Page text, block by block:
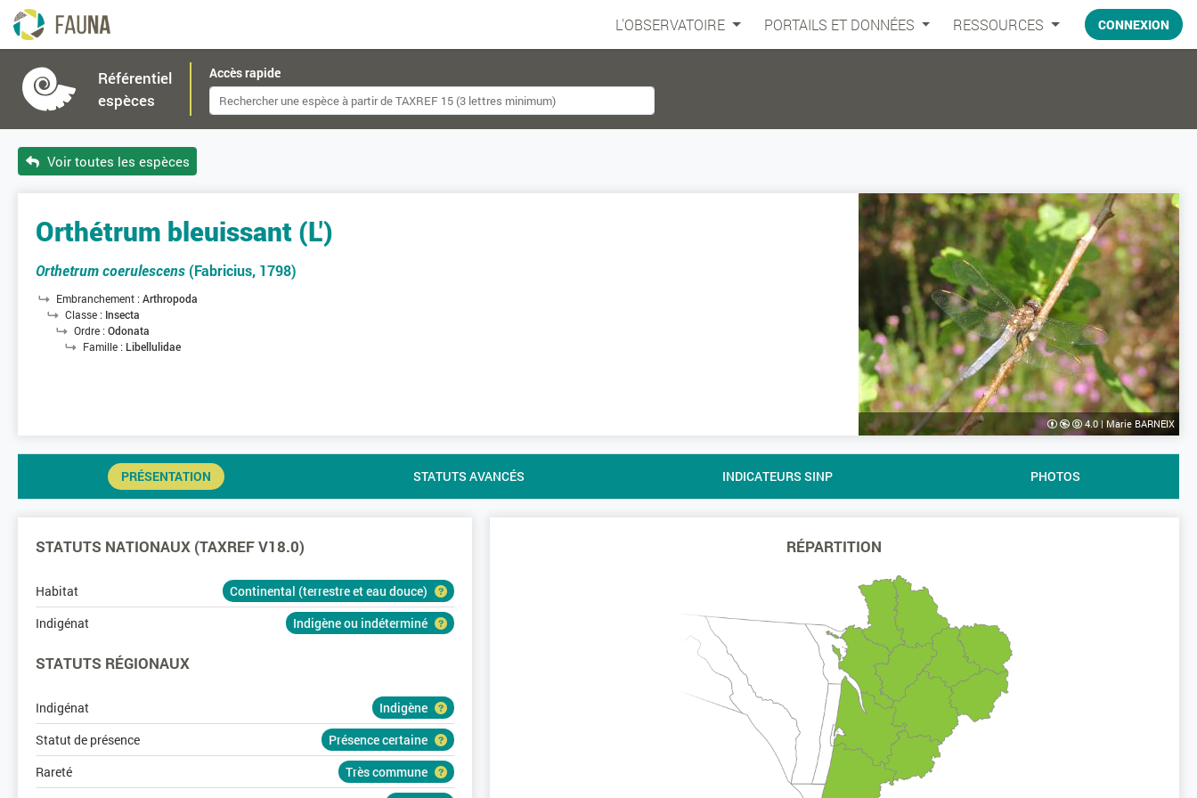
L'OBSERVATOIRE PORTAILS ET DONNÉES RESSOURCES CONNEXION
Référentiel
espèces
Accès rapide
Voir toutes les espèces
Orthétrum bleuissant (L')
Orthetrum coerulescens (Fabricius, 1798)
Embranchement : Arthropoda
Classe : Insecta
Ordre : Odonata
Famille : Libellulidae
4.0| Marie BARNEIX
PRÉSENTATION STATUTS AVANCÉS INDICATEURS SINP PHOTOS
RÉPARTITION
STATUTS NATIONAUX (TAXREF V18.0)
Habitat
Continental (terrestre et eau douce)
Indigénat
Indigène ou indéterminé
STATUTS RÉGIONAUX
Indigénat
Indigène
Statut de présence
Présence certaine
Rareté
Très commune